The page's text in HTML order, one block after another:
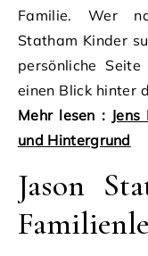
Familie. Wer
Statham Kinder
persönliche
einen Blick hinter
Mehr lesen :
und Hintergrund
Jason